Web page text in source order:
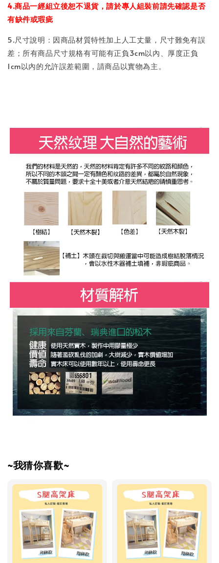
4.商品一經組立後恕不退貨，請於專人組裝前請先確認是否
有缺件或瑕疵
5.尺寸說明：因商品材質特性加上人工丈量，尺寸難免有誤
差；所有商品尺寸規格有可能有正負3cm以內、厚度正負
1cm以內的允許誤差範圍，請商品以實物為主。
~我猜你喜歡~